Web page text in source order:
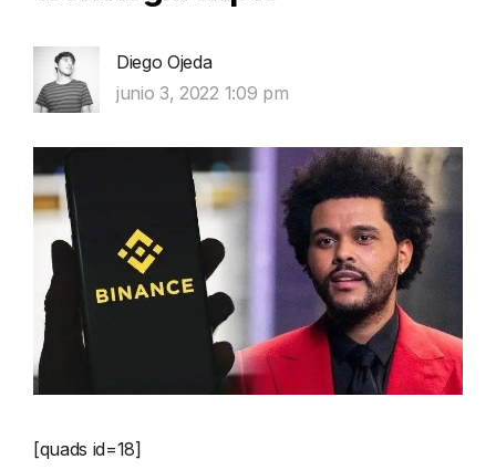
Diego Ojeda
junio 3, 2022 1:09 pm
[quads id=18]